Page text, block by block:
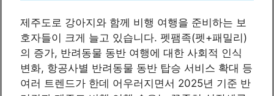
제주도로 강아지와 함께 비행 여행을 준비하는 보
호자들이 크게 늘고 있습니다. 펫팸족(펫+패밀리)
의 증가, 반려동물 동반 여행에 대한 사회적 인식
변화, 항공사별 반려동물 동반 탑승 서비스 확대 등
여러 트렌드가 한데 어우러지면서 2025년 기준 반